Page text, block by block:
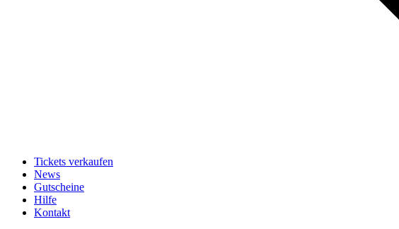
Tickets verkaufen
News
Gutscheine
Hilfe
Kontakt